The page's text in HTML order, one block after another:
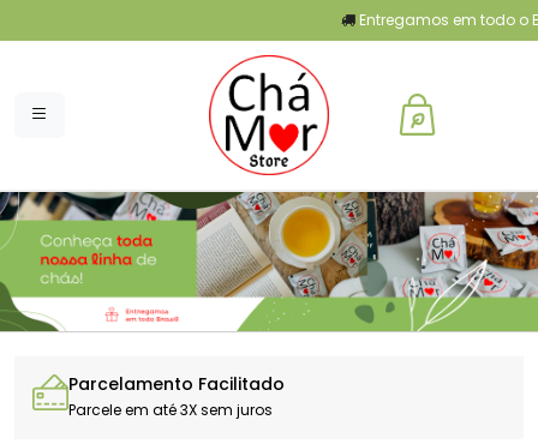
Entregamos em todo o
Parcelamento Facilitado
Parcele em até 3X sem juros